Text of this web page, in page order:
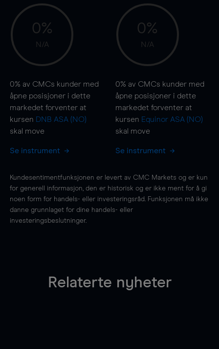
0%
N/A
0% av CMCs kunder med
åpne posisjoner i dette
markedet forventer at
kursen DNB ASA (NO)
skal move
Se instrument
0%
N/A
0% av CMCs kunder med
åpne posisjoner i dette
markedet forventer at
kursen Equinor ASA (NO)
skal move
Se instrument
Kundesentimentfunksjonen er levert av CMC Markets og er kun
for generell informasjon, den er historisk og er ikke ment for å gi
noen form for handels- eller investeringsråd. Funksjonen må ikke
danne grunnlaget for dine handels- eller
investeringsbeslutninger.
Relaterte nyheter